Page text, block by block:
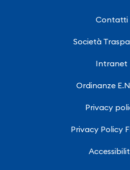
Contatti
Società
Intranet
Ordinanze
Privacy
Privacy Policy